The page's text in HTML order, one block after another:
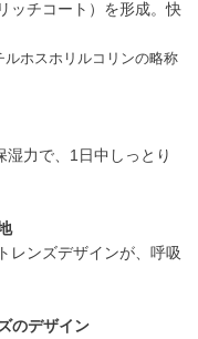
ッチコート）を形成。快
ホスホリルコリンの略称
力で、1日中しっとり
レンズデザインが、呼吸
のデザイン